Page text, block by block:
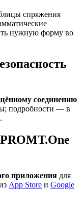
спряжения
нужную форму во
соединению
подробности — в
приложения для
App Store и Google